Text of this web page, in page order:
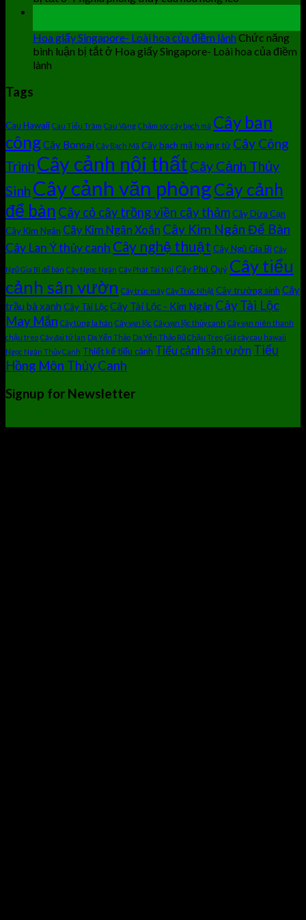
Hoa giấy Singapore- Loài hoa của điềm lànhChức năng
bình luận bị tắtở Hoa giấy Singapore- Loài hoa của điềm
lành
Tags
Cau Hawaii Cau Tiểu Trâm Cau Vàng Chăm sóc cây bạch mã Cây ban
côngCây Bonsai Cây Bạch Mã Cây bạch mã hoàng tử Cây Công
Trình Cây cảnh nội thất Cây Cảnh Thủy
Sinh Cây cảnh văn phòngCây cảnh
để bàn Cây cỏ cây trồng viền cây thảmCây Dừa Cạn
Cây Kim Ngân Cây Kim Ngân Xoắn Cây Kim Ngân Để Bàn
Cây Lan Ý thủy canh Cây nghệ thuật Cây Ngũ Gia Bì Cây
Ngũ Gia Bì để bàn Cây Ngọc Ngân Cây Phát Tài Núi Cây Phú Quý Cây tiểu
cảnh sân vườn Cây trúc mây Cây Trúc Nhật Cây trường sinh Cây
trầu bà xanh Cây Tài LộcCây Tài Lộc - Kim Ngân Cây Tài Lộc
May Mắn Cây tùng la hán Cây vạn lộc Cây vạn lộc thủy canh Cây vạn niên thanh
chậu treo Cây đại tứ lan Dạ Yến Thảo Dạ Yến Thảo Rũ Chậu Treo Giá cây cau hawaii
Ngọc Ngân Thủy Canh Thiết kế tiểu cảnh Tiểu cảnh sân vườn Tiểu
Hồng Môn Thủy Canh
Signup for Newsletter